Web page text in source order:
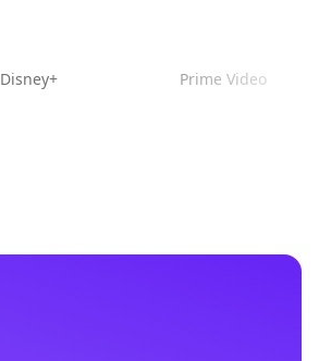
Disney+ Prime Video